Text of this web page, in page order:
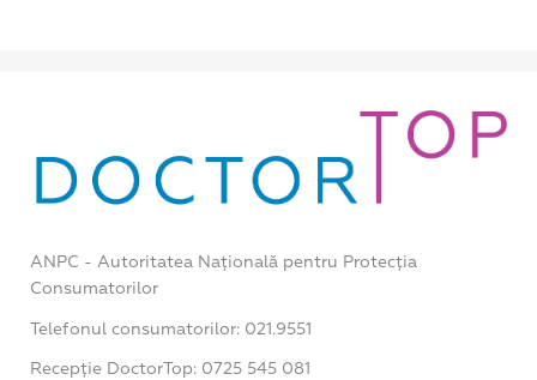
ANPC - Autoritatea Națională pentru Protecția
Consumatorilor
Telefonul consumatorilor: 021.9551
Recepție DoctorTop: 0725 545 081